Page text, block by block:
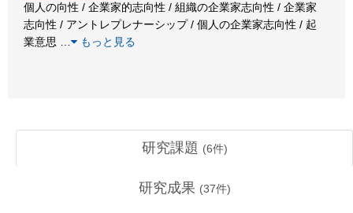
個人の向性 / 企業家的志向性 / 組織の企業家志向性 / 企業家
志向性 / アントレプレナーシップ / 個人の企業家志向性 / 起
業意思
もっと見る
研究課題 (6件)
研究成果 (37件)